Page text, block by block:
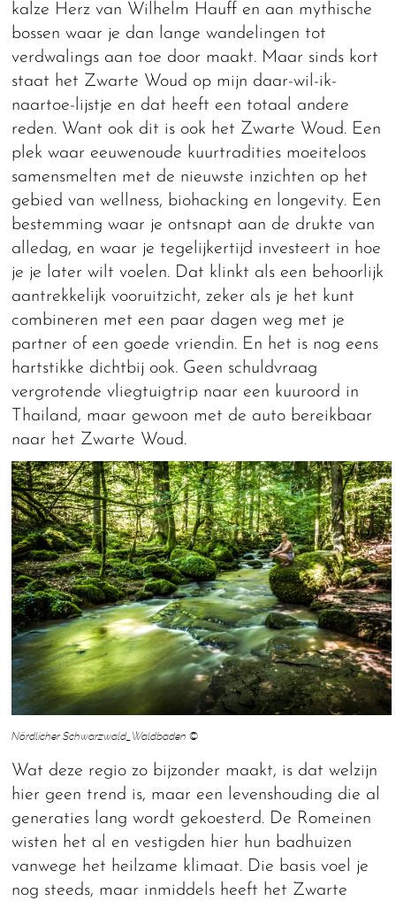
kalze Herz van Wilhelm Hauff en aan mythische
bossen waar je dan lange wandelingen tot
verdwalings aan toe door maakt. Maar sinds kort
staat het Zwarte Woud op mijn daar-wil-ik-
naartoe-lijstje en dat heeft een totaal andere
reden. Want ook dit is ook het Zwarte Woud. Een
plek waar eeuwenoude kuurtradities moeiteloos
samensmelten met de nieuwste inzichten op het
gebied van wellness, biohacking en longevity. Een
bestemming waar je ontsnapt aan de drukte van
alledag, en waar je tegelijkertijd investeert in hoe
je je later wilt voelen. Dat klinkt als een behoorlijk
aantrekkelijk vooruitzicht, zeker als je het kunt
combineren met een paar dagen weg met je
partner of een goede vriendin. En het is nog eens
hartstikke dichtbij ook. Geen schuldvraag
vergrotende vliegtuigtrip naar een kuuroord in
Thailand, maar gewoon met de auto bereikbaar
naar het Zwarte Woud.
Nördlicher Schwarzwald_Waldbaden ©
Wat deze regio zo bijzonder maakt, is dat welzijn
hier geen trend is, maar een levenshouding die al
generaties lang wordt gekoesterd. De Romeinen
wisten het al en vestigden hier hun badhuizen
vanwege het heilzame klimaat. Die basis voel je
nog steeds, maar inmiddels heeft het Zwarte